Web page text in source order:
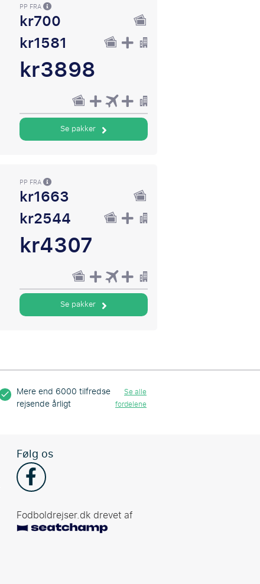
PP FRA
kr700
kr1581
kr3898
Se pakker
PP FRA
kr1663
kr2544
kr4307
Se pakker
Mere end 6000 tilfredse
rejsende årligt
Se alle
fordelene
Følg os
Fodboldrejser.dk drevet af